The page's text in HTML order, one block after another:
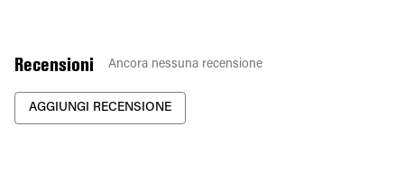
Recensioni Ancora nessuna recensione
AGGIUNGI RECENSIONE